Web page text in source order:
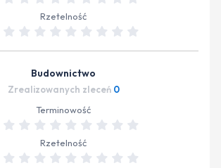
Rzetelność
Budownictwo
Zrealizowanych zleceń 0
Terminowość
Rzetelność